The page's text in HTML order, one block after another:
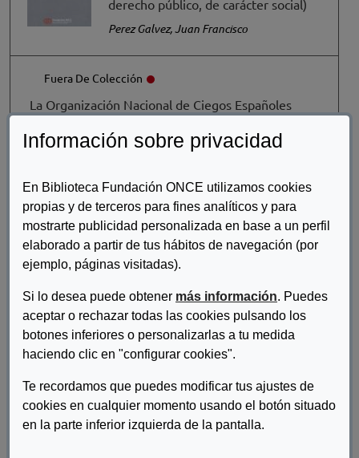
Información sobre privacidad
En Biblioteca Fundación ONCE utilizamos cookies
propias y de terceros para fines analíticos y para
mostrarte publicidad personalizada en base a un perfil
elaborado a partir de tus hábitos de navegación (por
ejemplo, páginas visitadas).
Si lo desea puede obtener más información. Puedes
aceptar o rechazar todas las cookies pulsando los
botones inferiores o personalizarlas a tu medida
haciendo clic en "configurar cookies".
Te recordamos que puedes modificar tus ajustes de
cookies en cualquier momento usando el botón situado
en la parte inferior izquierda de la pantalla.
derecho público, de carácter social)
Perez Galvez, Juan Francisco
Fuera De Colección
La Organización Nacional de Ciegos Españoles
carácter social). Parte 2
Fuera De Colección
Fsc Inserta. Incopora el talento en tu
empresa
Fuera De Colección
a los Objetivos de Desarrollo
Sostenible (ODS)
Fundación ONCE